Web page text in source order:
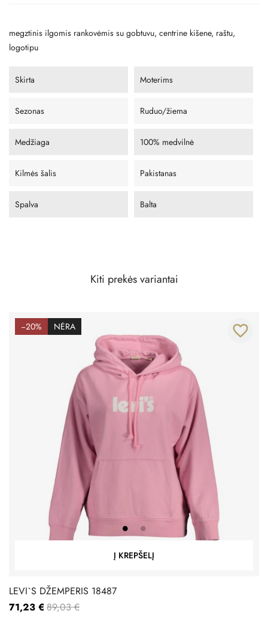
megztinis ilgomis rankovėmis su gobtuvu, centrine kišene, raštu,
logotipu
Skirta Moterims
Sezonas Ruduo/žiema
Medžiaga 100% medvilnė
Kilmės šalis Pakistanas
Spalva Balta
Kiti prekės variantai
−20% NĖRA
Į KREPŠELĮ
favorite_border
LEVI`S DŽEMPERIS 18487
71,23 € 89,03 €